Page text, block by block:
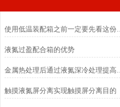
使用低温装配箱之前一定要先看这份说明
液氮过盈配合箱的优势
触摸液氮屏分离实现触摸屏分离目的